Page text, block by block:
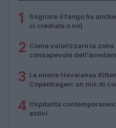
1
Sognare il fango ha
ci crediate o no)
2 Come valorizzare la
consapevole
3 Le nuove Havaianas
Copenhagen: un mix di
4 Ospitalità
estivi